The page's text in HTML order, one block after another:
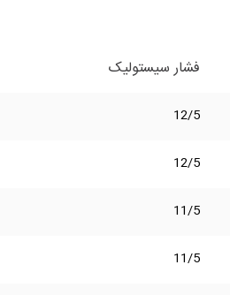
فشار سیستولیک
12/5
12/5
11/5
11/5